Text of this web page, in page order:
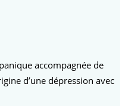
accompagnée de
d’une dépression avec